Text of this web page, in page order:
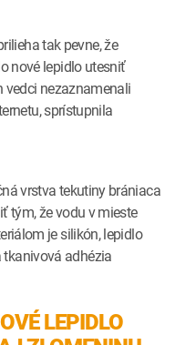
tak pevne, že
nové lepidlo utesniť
vedci nezaznamenali
sprístupnila
vrstva tekutiny brániaca
tým, že vodu v mieste
je silikón, lepidlo
adhézia
LEPIDLO